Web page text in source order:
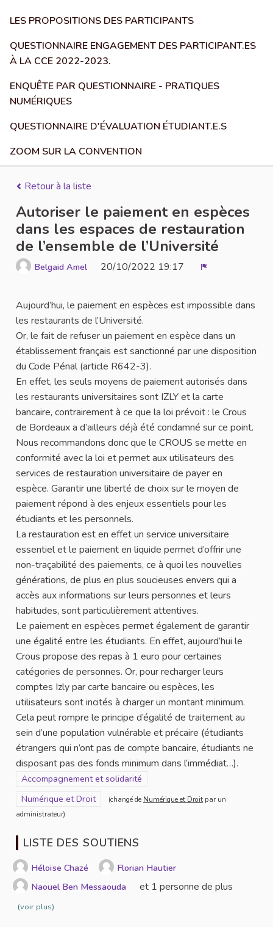
LES PROPOSITIONS DES PARTICIPANTS
QUESTIONNAIRE ENGAGEMENT DES PARTICIPANT.ES
À LA CCE 2022-2023.
ENQUÊTE PAR QUESTIONNAIRE - PRATIQUES
NUMÉRIQUES
QUESTIONNAIRE D'ÉVALUATION ÉTUDIANT.E.S
ZOOM SUR LA CONVENTION
Retour à la liste
Autoriser le paiement en espèces
dans les espaces de restauration
de l’ensemble de l’Université
Belgaid Amel 20/10/2022 19:17
Aujourd’hui, le paiement en espèces est impossible dans
les restaurants de l’Université.
Or, le fait de refuser un paiement en espèce dans un
établissement français est sanctionné par une disposition
du Code Pénal (article R642-3).
En effet, les seuls moyens de paiement autorisés dans
les restaurants universitaires sont IZLY et la carte
bancaire, contrairement à ce que la loi prévoit : le Crous
de Bordeaux a d’ailleurs déjà été condamné sur ce point.
Nous recommandons donc que le CROUS se mette en
conformité avec la loi et permet aux utilisateurs des
services de restauration universitaire de payer en
espèce. Garantir une liberté de choix sur le moyen de
paiement répond à des enjeux essentiels pour les
étudiants et les personnels.
La restauration est en effet un service universitaire
essentiel et le paiement en liquide permet d’offrir une
non-traçabilité des paiements, ce à quoi les nouvelles
générations, de plus en plus soucieuses envers qui a
accès aux informations sur leurs personnes et leurs
habitudes, sont particulièrement attentives.
Le paiement en espèces permet également de garantir
une égalité entre les étudiants. En effet, aujourd’hui le
Crous propose des repas à 1 euro pour certaines
catégories de personnes. Or, pour recharger leurs
comptes Izly par carte bancaire ou espèces, les
utilisateurs sont incités à charger un montant minimum.
Cela peut rompre le principe d’égalité de traitement au
sein d’une population vulnérable et précaire (étudiants
étrangers qui n’ont pas de compte bancaire, étudiants ne
disposant pas des fonds minimum dans l’immédiat…).
Filtrer les résultats de la catégorie : Accompagnement et
Accompagnement et solidarité
Filtrer les résultats pour le secteur : Numérique et Droit
Numérique et Droit (changé de Numérique et Droit par un
administrateur)
LISTE DES SOUTIENS
Héloïse Chazé
Florian Hautier
Naouel Ben Messaouda
et 1 personne de plus
(voir plus)